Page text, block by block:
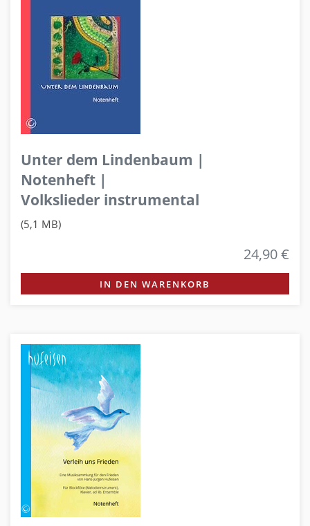
Unter dem Lindenbaum |
Notenheft |
Volkslieder instrumental
(5,1 MB)
24,90 €
IN DEN WARENKORB